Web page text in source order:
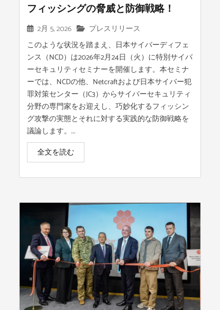
フィッシングの脅威と防御戦略！
2月 5, 2026
プレスリリース
このような状況を踏まえ、日本サイバーディフェ
ンス（NCD）は2026年2月24日（火）に特別サイバ
ーセキュリティセミナーを開催します。本セミナ
ーでは、NCDの他、Netcraftおよび日本サイバー犯
罪対策センター（JC3）からサイバーセキュリティ
分野の専門家をお迎えし、巧妙化するフィッシン
グ攻撃の実態とそれに対する実践的な防御戦略を
議論します。...
全文を読む